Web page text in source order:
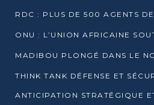
THINK TANK DÉFENSE ET
ANTICIPATION STRATÉGIQUE ET MOBILISATION CITOYENNE